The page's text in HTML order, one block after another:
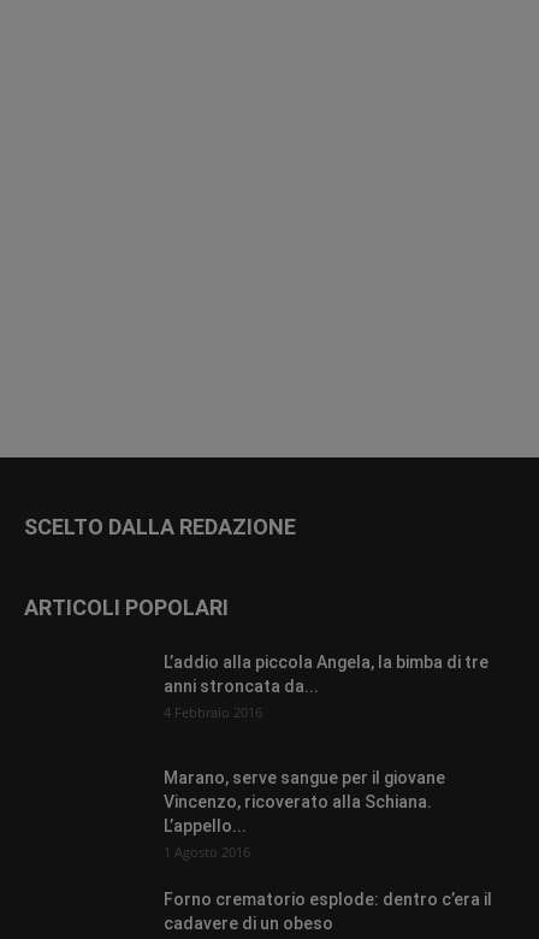
SCELTO DALLA REDAZIONE
ARTICOLI POPOLARI
L’addio alla piccola Angela, la bimba di tre
anni stroncata da...
4 Febbraio 2016
Marano, serve sangue per il giovane
Vincenzo, ricoverato alla Schiana.
L’appello...
1 Agosto 2016
Forno crematorio esplode: dentro c’era il
cadavere di un obeso